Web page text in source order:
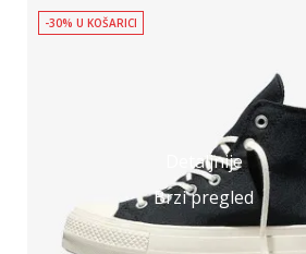
Detaljnije
Brzi pregled
-30% U KOŠARICI